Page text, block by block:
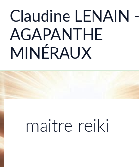
contenu
Claudine LENAIN -
AGAPANTHE
MINÉRAUX
maitre reiki